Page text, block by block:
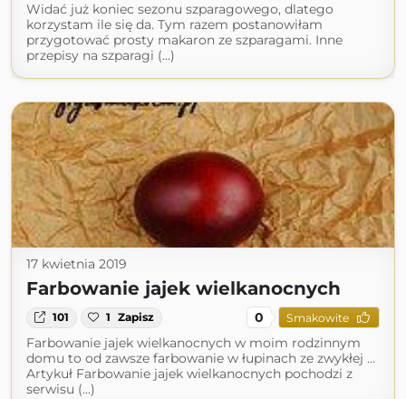
Widać już koniec sezonu szparagowego, dlatego
korzystam ile się da. Tym razem postanowiłam
przygotować prosty makaron ze szparagami. Inne
przepisy na szparagi (...)
17 kwietnia 2019
Farbowanie jajek wielkanocnych
101 1 Zapisz 0 Smakowite
Farbowanie jajek wielkanocnych w moim rodzinnym
domu to od zawsze farbowanie w łupinach ze zwykłej …
Artykuł Farbowanie jajek wielkanocnych pochodzi z
serwisu (...)